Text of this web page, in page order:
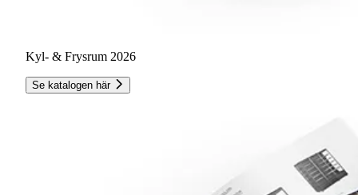
Kyl- & Frysrum 2026
Se katalogen här